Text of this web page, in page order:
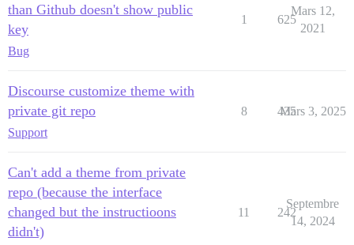
than Github doesn't show public
key
Bug
1 625
Mars 12,
2021
Discourse customize theme with
private git repo
Support
8 435
Mars 3, 2025
Can't add a theme from private
repo (because the interface
changed but the instructioons
didn't)
11 242
Septembre
14, 2024